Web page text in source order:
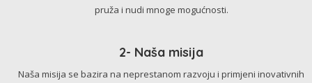
pruža i nudi mnoge mogućnosti.
2- Naša misija
Naša misija se bazira na neprestanom razvoju i primjeni inovativnih